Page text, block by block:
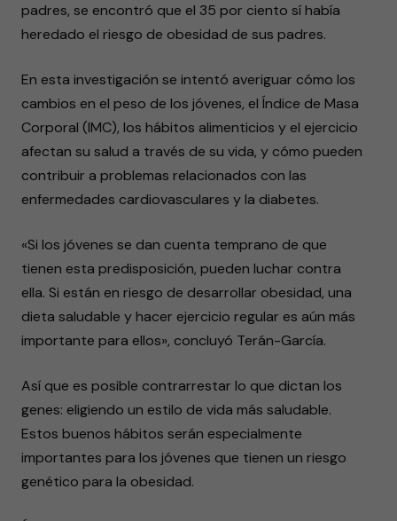
padres, se encontró que el 35 por ciento sí había
heredado el riesgo de obesidad de sus padres.
En esta investigación se intentó averiguar cómo los
cambios en el peso de los jóvenes, el Índice de Masa
Corporal (IMC), los hábitos alimenticios y el ejercicio
afectan su salud a través de su vida, y cómo pueden
contribuir a problemas relacionados con las
enfermedades cardiovasculares y la diabetes.
«Si los jóvenes se dan cuenta temprano de que
tienen esta predisposición, pueden luchar contra
ella. Si están en riesgo de desarrollar obesidad, una
dieta saludable y hacer ejercicio regular es aún más
importante para ellos», concluyó Terán-García.
Así que es posible contrarrestar lo que dictan los
genes: eligiendo un estilo de vida más saludable.
Estos buenos hábitos serán especialmente
importantes para los jóvenes que tienen un riesgo
genético para la obesidad.